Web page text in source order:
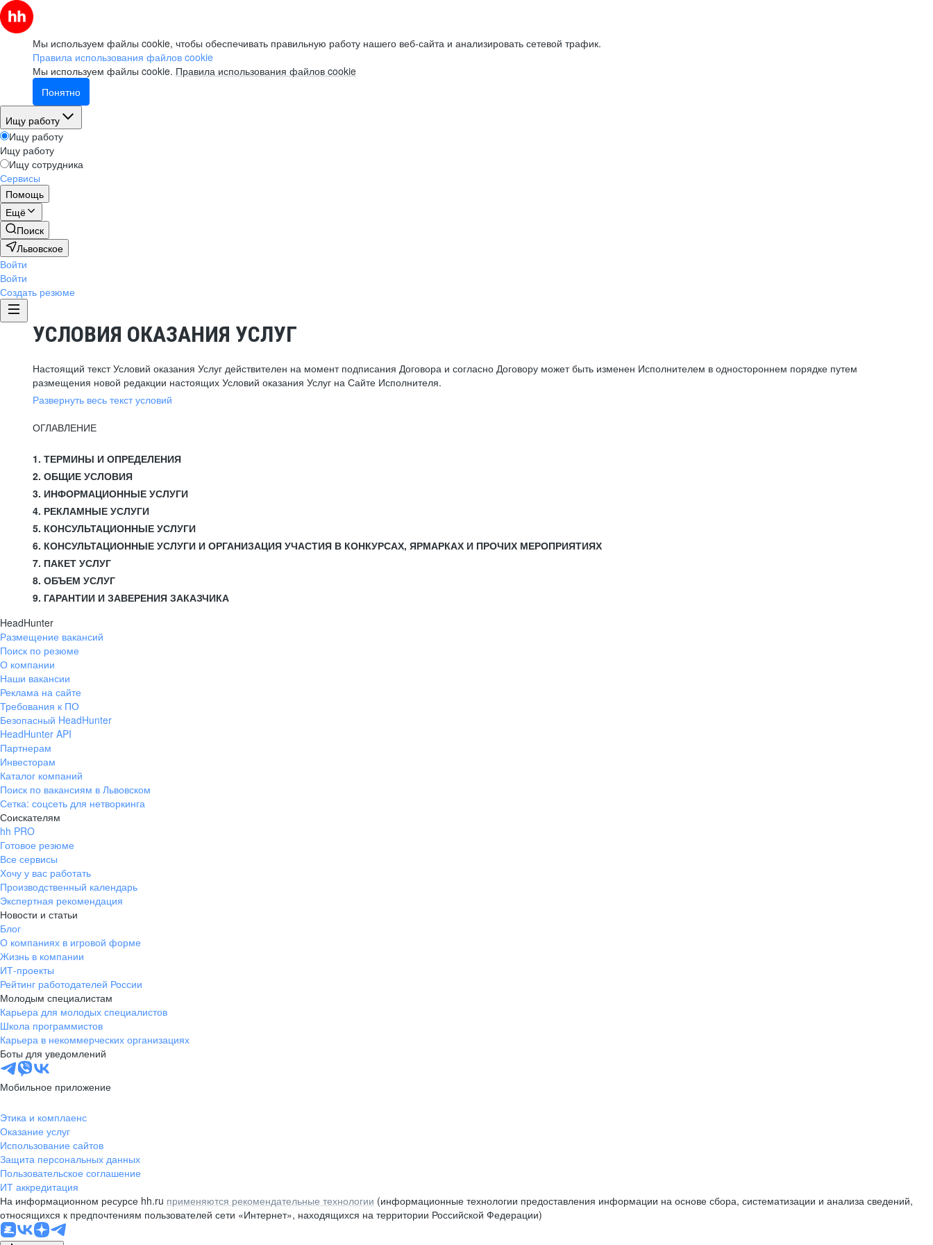
Мы используем файлы cookie, чтобы обеспечивать правильную работу нашего веб-сайта и анализировать сетевой трафик.
Правила использования файлов cookie
Мы используем файлы cookie. Правила использования файлов cookie
Понятно
Ищу работу
Ищу работу
Ищу работу
Ищу сотрудника
Сервисы
Помощь
Ещё
Поиск
Львовское
Войти
Войти
Создать резюме
УСЛОВИЯ ОКАЗАНИЯ УСЛУГ
Настоящий текст Условий оказания Услуг действителен на момент подписания Договора и согласно Договору может быть изменен Исполнителем в одностороннем порядке путем
размещения новой редакции настоящих Условий оказания Услуг на Сайте Исполнителя.
Развернуть весь текст условий
ОГЛАВЛЕНИЕ
1. ТЕРМИНЫ И ОПРЕДЕЛЕНИЯ
2. ОБЩИЕ УСЛОВИЯ
3. ИНФОРМАЦИОННЫЕ УСЛУГИ
4. РЕКЛАМНЫЕ УСЛУГИ
5. КОНСУЛЬТАЦИОННЫЕ УСЛУГИ
6. КОНСУЛЬТАЦИОННЫЕ УСЛУГИ И ОРГАНИЗАЦИЯ УЧАСТИЯ В КОНКУРСАХ, ЯРМАРКАХ И ПРОЧИХ МЕРОПРИЯТИЯХ
7. ПАКЕТ УСЛУГ
8. ОБЪЕМ УСЛУГ
9. ГАРАНТИИ И ЗАВЕРЕНИЯ ЗАКАЗЧИКА
HeadHunter
Размещение вакансий
Поиск по резюме
О компании
Наши вакансии
Реклама на сайте
Требования к ПО
Безопасный HeadHunter
HeadHunter API
Партнерам
Инвесторам
Каталог компаний
Поиск по вакансиям в Львовском
Сетка: соцсеть для нетворкинга
Соискателям
hh PRO
Готовое резюме
Все сервисы
Хочу у вас работать
Производственный календарь
Экспертная рекомендация
Новости и статьи
Блог
О компаниях в игровой форме
Жизнь в компании
ИТ-проекты
Рейтинг работодателей России
Молодым специалистам
Карьера для молодых специалистов
Школа программистов
Карьера в некоммерческих организациях
Боты для уведомлений
Мобильное приложение
Этика и комплаенс
Оказание услуг
Использование сайтов
Защита персональных данных
Пользовательское соглашение
ИТ аккредитация
На информационном ресурсе hh.ru применяются рекомендательные технологии (информационные технологии предоставления информации на основе сбора, систематизации и анализа сведений,
относящихся к предпочтениям пользователей сети «Интернет», находящихся на территории Российской Федерации)